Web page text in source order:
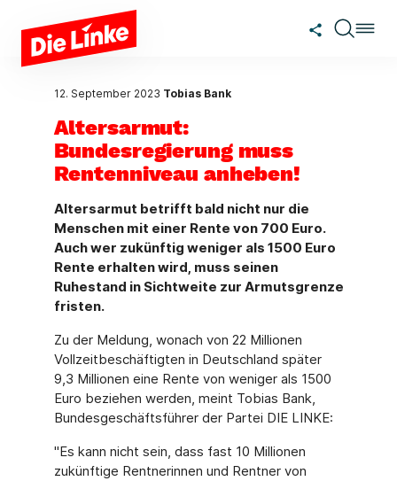
Zum Hauptinhalt springen
12. September 2023 Tobias Bank
Altersarmut:
Bundesregierung muss
Rentenniveau anheben!
Altersarmut betrifft bald nicht nur die
Menschen mit einer Rente von 700 Euro.
Auch wer zukünftig weniger als 1500 Euro
Rente erhalten wird, muss seinen
Ruhestand in Sichtweite zur Armutsgrenze
fristen.
Zu der Meldung, wonach von 22 Millionen
Vollzeitbeschäftigten in Deutschland später
9,3 Millionen eine Rente von weniger als 1500
Euro beziehen werden, meint Tobias Bank,
Bundesgeschäftsführer der Partei DIE LINKE:
"Es kann nicht sein, dass fast 10 Millionen
zukünftige Rentnerinnen und Rentner von